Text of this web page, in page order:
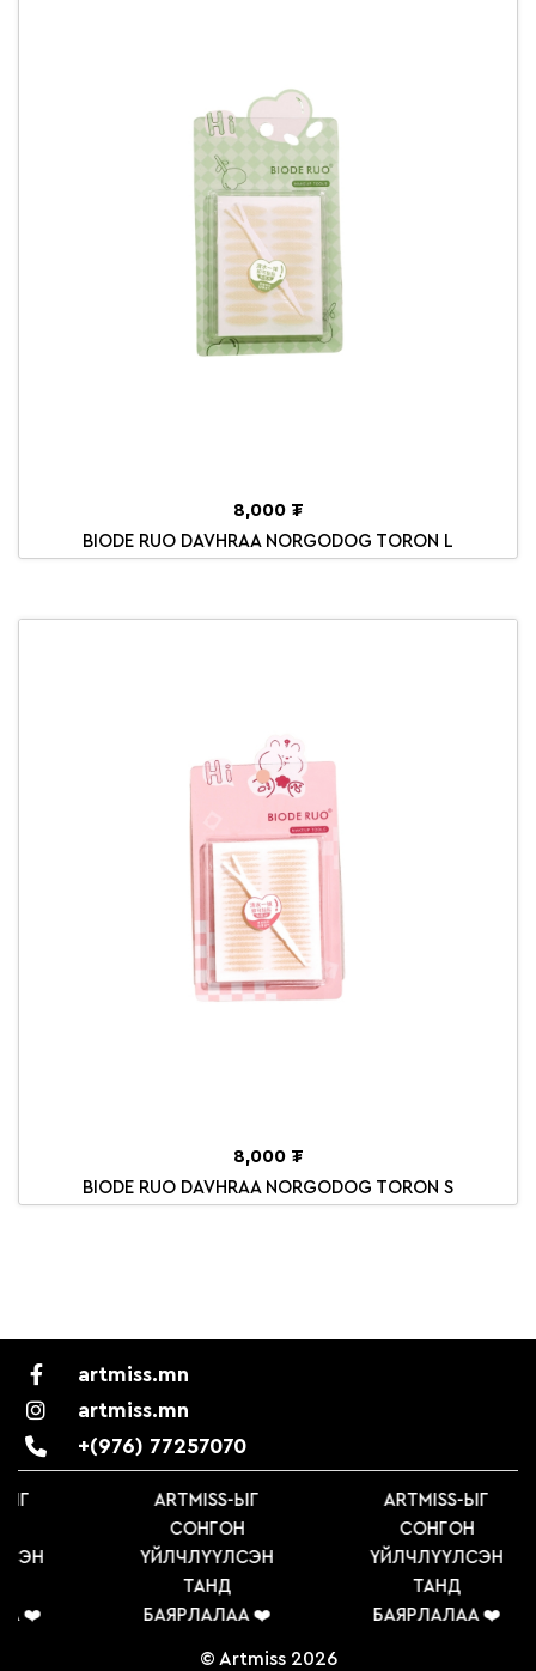
8,000 ₮
BIODE RUO DAVHRAA NORGODOG TORON L
8,000 ₮
BIODE RUO DAVHRAA NORGODOG TORON S
artmiss.mn
artmiss.mn
+(976) 77257070
ЫГ
❤️
ARTMISS-ЫГ
СОНГОН
ҮЙЛЧЛҮҮЛСЭН
ТАНД
БАЯРЛАЛАА ❤️
ARTMISS-ЫГ
СОНГОН
ҮЙЛЧЛҮҮЛСЭН
ТАНД
БАЯРЛАЛАА ❤️
© Artmiss 2026